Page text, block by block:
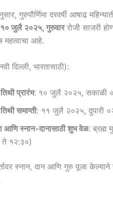
गुरुपौर्णिमा दरवर्षी आषाढ
१० जुलै २०२५, गुरुवाररोजी साजरी
महत्वाचा आहे.
दिल्ली, भारतासाठी):
तिथी प्रारंभ: १० जुलै २०२५, सकाळी
तिथी समाप्ती: ११ जुलै २०२५, दुपारी
आणि स्नान-दानासाठी शुभ वेळ: ब्रह्म
ते १२:३०)
स्नान, दान आणि गुरु पूजा केल्याने